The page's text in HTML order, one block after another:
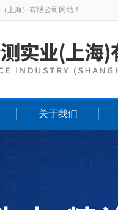
上海）有限公司网站！
关于我们